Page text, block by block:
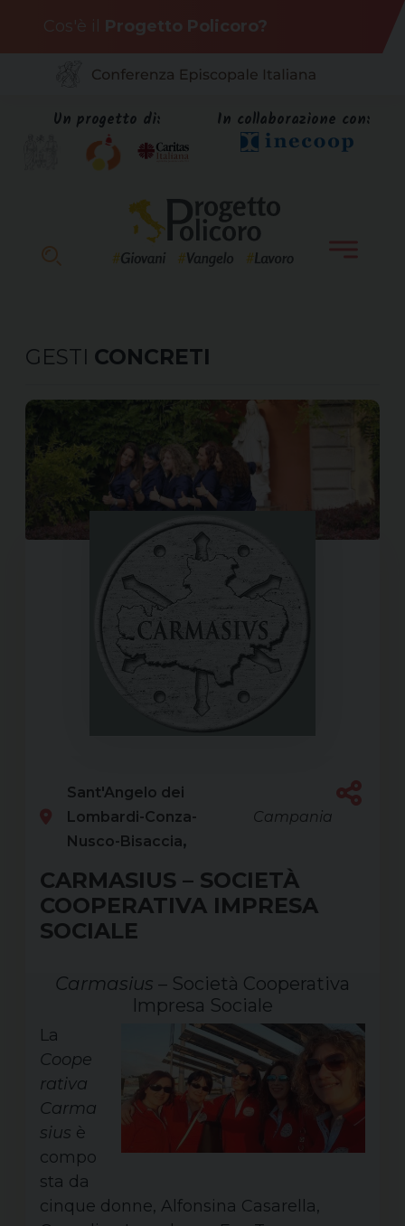
content
Cos'è il Progetto Policoro?
Un progetto di: In collaborazione con:
GESTI CONCRETI
Sant'Angelo dei
Lombardi-Conza-
Nusco-Bisaccia
Campania
CARMASIUS – SOCIETÀ
COOPERATIVA IMPRESA
SOCIALE
Carmasius – Società Cooperativa
Impresa Sociale
La
Coope
rativa
Carma
sius è
compo
sta da
cinque donne, Alfonsina Casarella,